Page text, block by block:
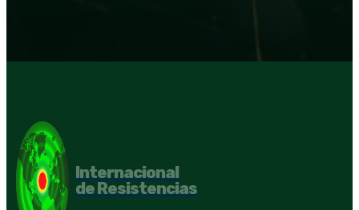
Internacional
de Resistencias